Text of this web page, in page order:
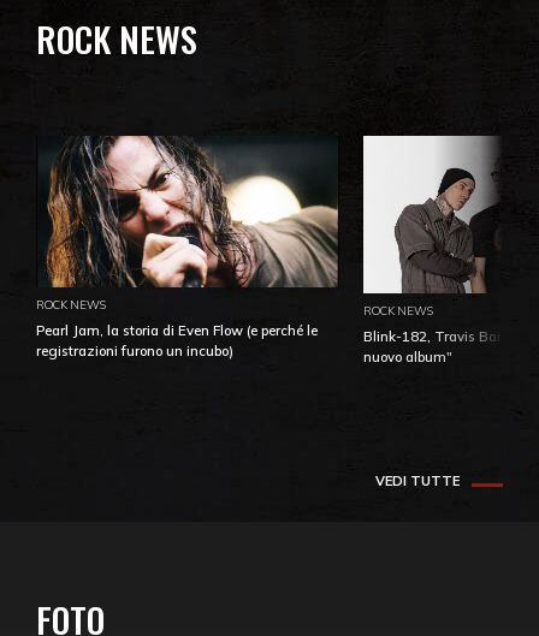
ROCK NEWS
ROCK NEWS
Pearl Jam, la storia di Even Flow (e perché le
registrazioni furono un incubo)
ROCK NEWS
Blink-182, Travis Barker:
nuovo album"
VEDI TUTTE
FOTO